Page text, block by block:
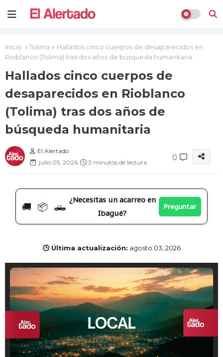
Inicio Tolima
Hallados cinco cuerpos de desaparecidos en
Rioblanco (Tolima) tras dos años de búsqueda humanitaria
Hallados cinco cuerpos de
desaparecidos en Rioblanco
(Tolima) tras dos años de
búsqueda humanitaria
El Alertado
julio 05, 2026
3 minutos de lectura
0
🚚 📦 🛻
¿Necesitas un acarreo en
Ibagué?
Preguntar
🕒 Última actualización: agosto 03, 2026